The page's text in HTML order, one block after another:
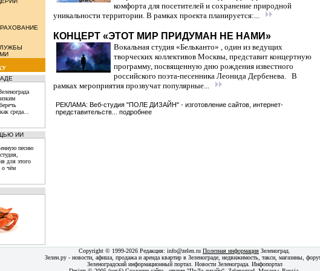
среда...
ИИ
песню
для этого
о чём
комфорта для посетителей и сохранение природной
уникальности территории. В рамках проекта планируется:...
КОНЦЕРТ «ЭТОТ МИР ПРИДУМАН НЕ НАМИ»
Вокальная студия «Бельканто» , один из ведущих
творческих коллективов Москвы, представит концертную
программу, посвященную дню рождения известного
российского поэта-песенника Леонида Дербенева. В
рамках мероприятия прозвучат популярные...
РЕКЛАМА: Веб-студия "ПОЛЕ ДИЗАЙН" - изготовление сайтов, интернет-
представительств... подробнее
Copyright © 1999-2026 Редакция: info@zelen.ru Полезная информация Зеленоград
Зелен.ру - новости, афиша, продажа и аренда квартир в Зеленограде, недвижимость, такси, магазины,
Зеленоградский информационный портал. Новости Зеленограда. Инфопортал